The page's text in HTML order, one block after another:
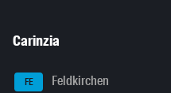
Carinzia
FE Feldkirchen